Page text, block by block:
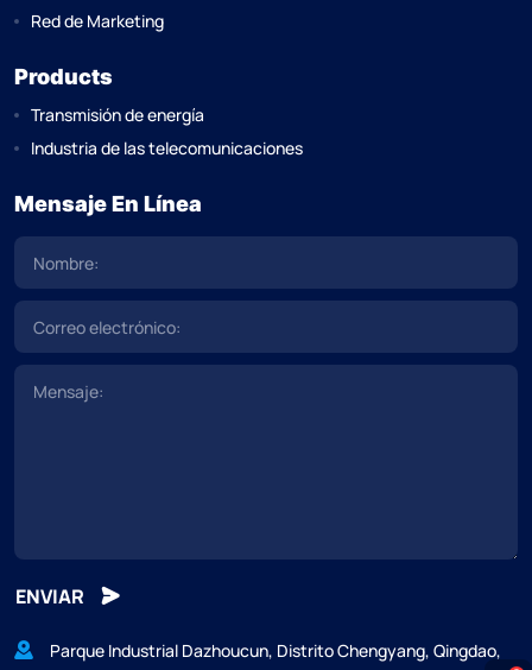
Red de Marketing
Products
Transmisión de energía
Industria de las telecomunicaciones
Mensaje En Línea
ENVIAR
Parque Industrial Dazhoucun, Distrito Chengyang, Qingdao,